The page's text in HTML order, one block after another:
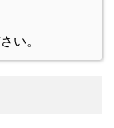
い。